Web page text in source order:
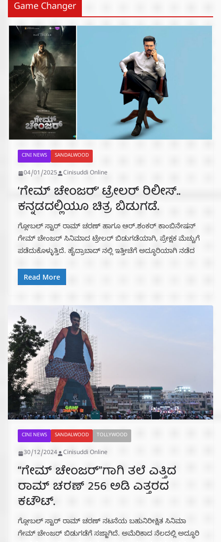
Game Changer
CINI NEWS SANDALWOOD
04/01/2025 Cinisuddi Online
‘ಗೇಮ್ ಚೇಂಜರ್’ ಟ್ರೇಲರ್ ರಿಲೀಸ್..
ಕನ್ನಡದಲ್ಲಿಯೂ ಚಿತ್ರ ಬಿಡುಗಡೆ.
ಗ್ಲೋಬಲ್ ಸ್ಟಾರ್ ರಾಮ್ ಚರಣ್ ಹಾಗೂ ಆರ್.ಶಂಕರ್ ಕಾಂಬಿನೇಷನ್
ಗೇಮ್ ಚೇಂಜರ್ ಸಿನಿಮಾದ ಟ್ರೇಲರ್ ಬಿಡುಗಡೆಯಾಗಿ, ಪ್ರೇಕ್ಷಕ ಮೆಚ್ಚುಗೆ
ಪಡೆದುಕೊಳ್ಳುತ್ತಿದೆ. ಹೈದ್ರಾಬಾದ್ ನಲ್ಲಿ ಇತ್ತೀಚೆಗೆ ಅದ್ಧೂರಿಯಾಗಿ ನಡೆದ
Read More
CINI NEWS SANDALWOOD TOLLYWOOD
30/12/2024 Cinisuddi Online
“ಗೇಮ್ ಚೇಂಜರ್”ಗಾಗಿ ತಲೆ ಎತ್ತಿದ
ರಾಮ್ ಚರಣ್ 256 ಅಡಿ ಎತ್ತರದ
ಕಟೌಟ್.
ಗ್ಲೋಬಲ್ ಸ್ಟಾರ್ ರಾಮ್ ಚರಣ್ ನಟನೆಯ ಬಹುನಿರೀಕ್ಷಿತ ಸಿನಿಮಾ
ಗೇಮ್ ಚೇಂಜರ್ ಬಿಡುಗಡೆಗೆ ಸಜ್ಜಾಗಿದೆ. ಅಮೆರಿಕಾದ ನೆಲದಲ್ಲಿ ಅದ್ಧೂರಿ